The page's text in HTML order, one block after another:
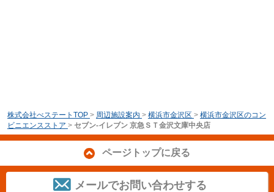
株式会社べステートTOP > 周辺施設案内 > 横浜市金沢区 > 横浜市金沢区のコン
ビニエンスストア > セブン‐イレブン 京急ＳＴ金沢文庫中央店
ページトップに戻る
メールでお問い合わせする